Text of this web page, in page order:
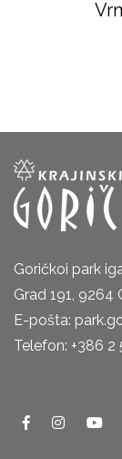
Goričkoi park
Grad 191, 9264
E-pošta:
Telefon: +386 2